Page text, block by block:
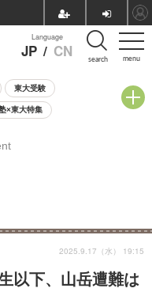
menu
Language
JP / CN search
東大受験
×東大特集
談会
以下、山岳遭難は
2025.9.17（水） 19:15